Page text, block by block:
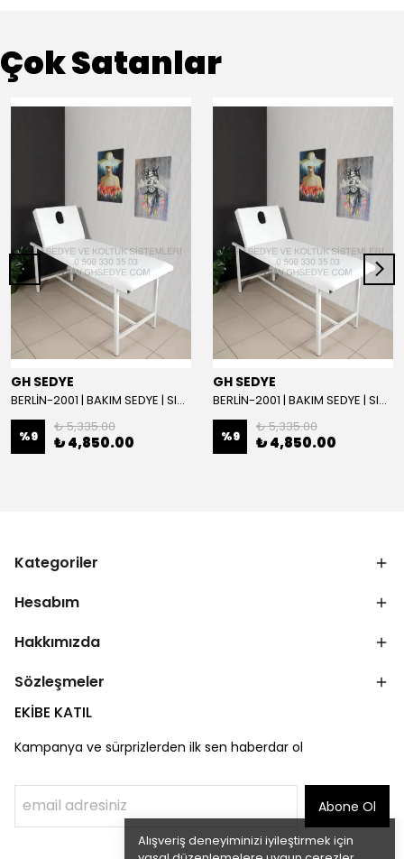
Alışveriş deneyiminizi iyileştirmek için
Çok Satanlar
GH SEDYE
BERLİN-2001 | BAKIM SEDYE | SIRT AYARLI | BEYAZ
%9
₺ 5,335.00
₺ 4,850.00
GH SEDYE
BERLİN-2001 | BAKIM SEDYE | SIRT AYARLI
%9
₺ 5,335.00
₺ 4,850.00
Kategoriler
Hesabım
Hakkımızda
Sözleşmeler
EKİBE KATIL
Kampanya ve sürprizlerden ilk sen haberdar ol
Abone Ol